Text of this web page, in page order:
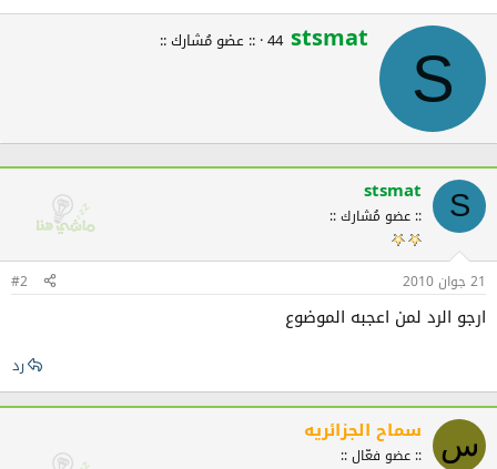
S
W
r
n
b
y
stsmat :: عضو مُشارك :: ·44
S
stsmat
:: عضو مُشارك ::
21 جوان 2010 #2
ارجو الرد لمن اعجبه الموضوع
رد
س سماح الجزائريه
:: عضو فعّال ::